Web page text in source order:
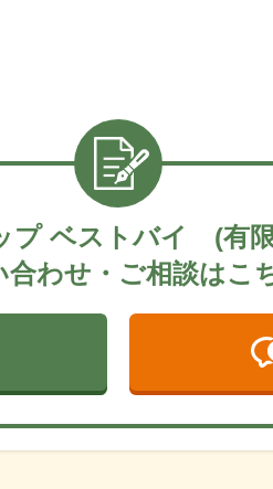
プ ベストバイ (有
合わせ・ご相談はこ